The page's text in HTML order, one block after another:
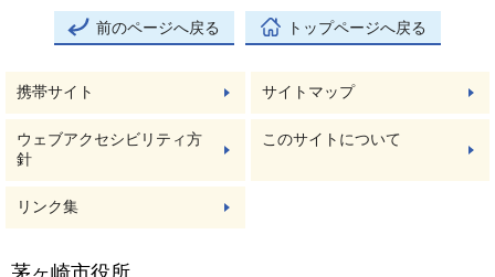
前のページへ戻る トップページへ戻る
携帯サイト サイトマップ
ウェブアクセシビリティ方
針
このサイトについて
リンク集
茅ヶ崎市役所